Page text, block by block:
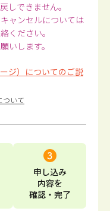
しできません。
ャンセルについては
ください。
いします。
ジ）についてのご説
ついて
申し込み
内容を
確認・完了